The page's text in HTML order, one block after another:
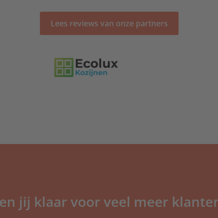
Lees reviews van onze partners
jij klaar voor veel meer